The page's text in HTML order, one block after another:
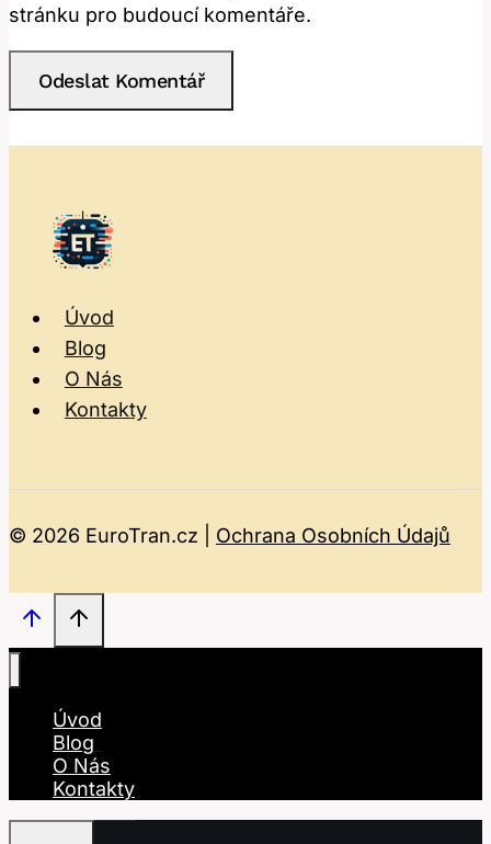
stránku pro budoucí komentáře.
Úvod
Blog
O Nás
Kontakty
© 2026 EuroTran.cz | Ochrana Osobních Údajů
Úvod
Blog
O Nás
Kontakty